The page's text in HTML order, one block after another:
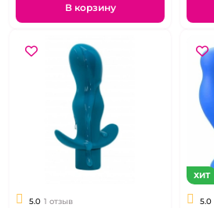
В корзину
5.0 1 отзыв
ХИТ
5.0